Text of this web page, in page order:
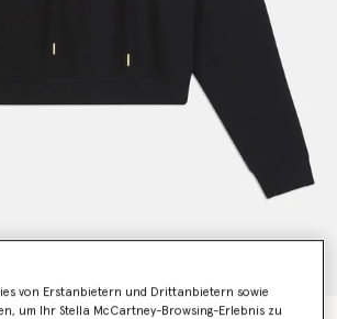
von Erstanbietern und Drittanbietern sowie
um Ihr Stella McCartney-Browsing-Erlebnis zu